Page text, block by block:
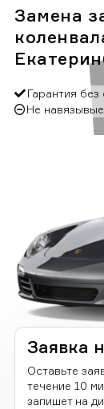
Замена
Гарантия
Не
Заявка
Оставьте
течение 10
запишет на